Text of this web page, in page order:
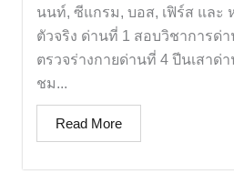
นนท์, ซีแกรม, บอส, เฟิร์ส และ
ตัวจริง ด่านที่ 1 สอบวิชาการด่
ตรวจร่างกายด่านที่ 4 ปีนเสาด่
ชม...
Read More